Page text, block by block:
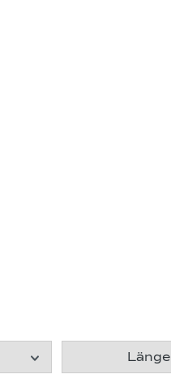
Länge